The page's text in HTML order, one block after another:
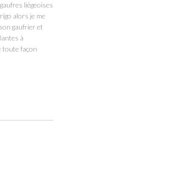
liégeoises
alors je me
gaufrier et
à
toute façon